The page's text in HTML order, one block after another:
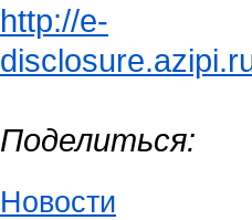
http://e-
Поделиться:
Новости